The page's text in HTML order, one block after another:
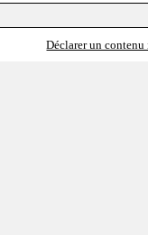
Déclarer un